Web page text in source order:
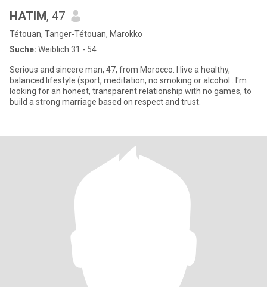
HATIM, 47
Tétouan, Tanger-Tétouan, Marokko
Suche: Weiblich 31 - 54
Serious and sincere man, 47, from Morocco. I live a healthy,
balanced lifestyle (sport, meditation, no smoking or alcohol . I'm
looking for an honest, transparent relationship with no games, to
build a strong marriage based on respect and trust.